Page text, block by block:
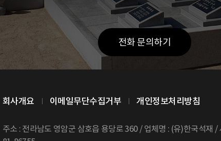
전화 문의하기
회사개요 이메일무단수집거부 개인정보처리방침
주소 : 전라남도 영암군 삼호읍 용당로 360 / 업체명 : (유)한국석재 /